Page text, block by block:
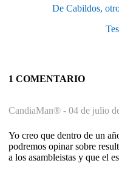
De Cabildos,
1 COMENTARIO
CandiaMan® - 04 de julio
Yo creo que dentro de un
podremos opinar sobre
a los asambleistas y que el